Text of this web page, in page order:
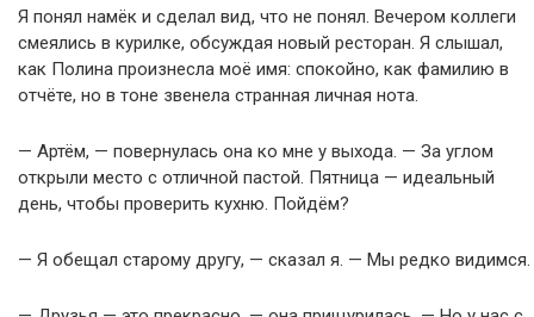
Я понял намёк и сделал вид, что не понял. Вечером коллеги
смеялись в курилке, обсуждая новый ресторан. Я слышал,
как Полина произнесла моё имя: спокойно, как фамилию в
отчёте, но в тоне звенела странная личная нота.
— Артём, — повернулась она ко мне у выхода. — За углом
открыли место с отличной пастой. Пятница — идеальный
день, чтобы проверить кухню. Пойдём?
— Я обещал старому другу, — сказал я. — Мы редко видимся.